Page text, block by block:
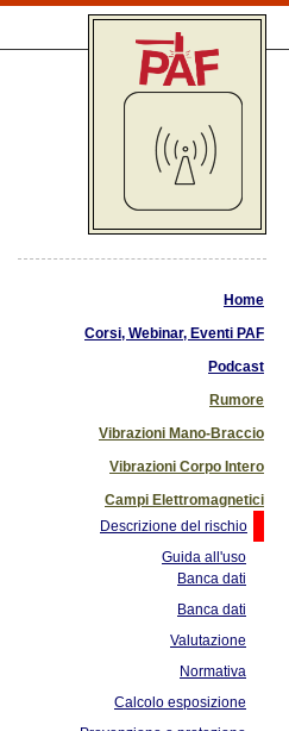
Home
Corsi, Webinar, Eventi PAF
Podcast
Rumore
Vibrazioni Mano-Braccio
Vibrazioni Corpo Intero
Campi Elettromagnetici
Descrizione del rischio
Guida all'uso
Banca dati
Banca dati
Valutazione
Normativa
Calcolo esposizione